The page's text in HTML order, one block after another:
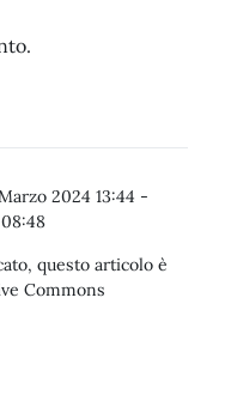
2024 13:44 -
questo articolo è
Commons